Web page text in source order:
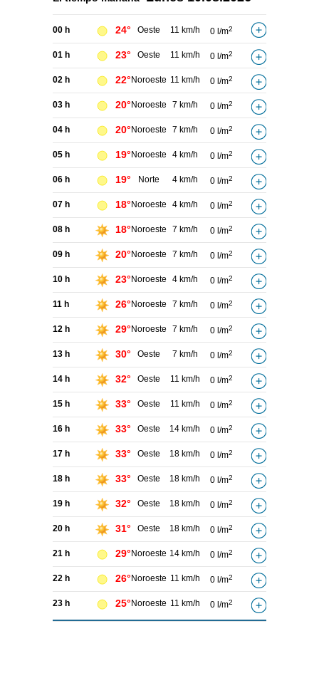
00 h 24° Oeste 11 km/h 0 l/m2
01 h 23° Oeste 11 km/h 0 l/m2
02 h 22° Noroeste 11 km/h 0 l/m2
03 h 20° Noroeste 7 km/h 0 l/m2
04 h 20° Noroeste 7 km/h 0 l/m2
05 h 19° Noroeste 4 km/h 0 l/m2
06 h 19° Norte 4 km/h 0 l/m2
07 h 18° Noroeste 4 km/h 0 l/m2
08 h 18° Noroeste 7 km/h 0 l/m2
09 h 20° Noroeste 7 km/h 0 l/m2
10 h 23° Noroeste 4 km/h 0 l/m2
11 h 26° Noroeste 7 km/h 0 l/m2
12 h 29° Noroeste 7 km/h 0 l/m2
13 h 30° Oeste 7 km/h 0 l/m2
14 h 32° Oeste 11 km/h 0 l/m2
15 h 33° Oeste 11 km/h 0 l/m2
16 h 33° Oeste 14 km/h 0 l/m2
17 h 33° Oeste 18 km/h 0 l/m2
18 h 33° Oeste 18 km/h 0 l/m2
19 h 32° Oeste 18 km/h 0 l/m2
20 h 31° Oeste 18 km/h 0 l/m2
21 h 29° Noroeste 14 km/h 0 l/m2
22 h 26° Noroeste 11 km/h 0 l/m2
23 h 25° Noroeste 11 km/h 0 l/m2